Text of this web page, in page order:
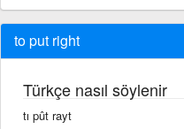
to put right
Türkçe nasıl söylenir
tı pût rayt